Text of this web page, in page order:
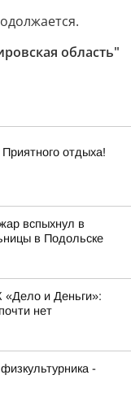
область"
отдыха!
вспыхнул в
в Подольске
и Деньги»:
нет
-